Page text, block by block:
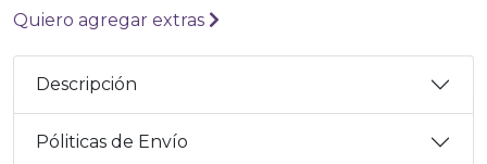
Quiero agregar extras
Descripción
Póliticas de Envío